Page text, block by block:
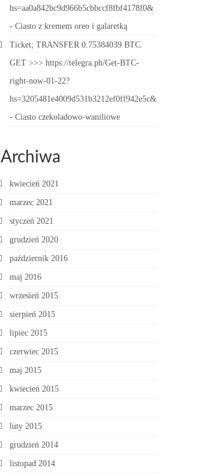
hs=aa0a842bc9d966b5cbbccf8fbf4178f0&
- Ciasto z kremem oreo i galaretką
Ticket; TRANSFER 0.75384039 BTC.
GET >>> https://telegra.ph/Get-BTC-
right-now-01-22?
hs=3205481e4009d531b3212ef0ff942e5c&
- Ciasto czekoladowo-waniliowe
Archiwa
kwiecień 2021
marzec 2021
styczeń 2021
grudzień 2020
październik 2016
maj 2016
wrzesień 2015
sierpień 2015
lipiec 2015
czerwiec 2015
maj 2015
kwiecień 2015
marzec 2015
luty 2015
grudzień 2014
listopad 2014